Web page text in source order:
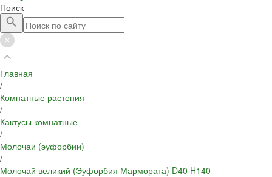
Поиск
Главная
/
Комнатные растения
/
Кактусы комнатные
/
Молочаи (эуфорбии)
/
Молочай великий (Эуфорбия Мармората) D40 H140